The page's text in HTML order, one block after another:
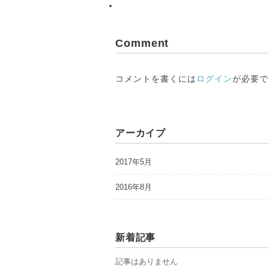
Comment
コメントを書くには ログインが必要
アーカイブ
2017年5月
2016年8月
新着記事
記事はありません